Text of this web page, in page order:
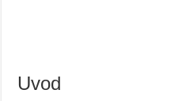
Uvod